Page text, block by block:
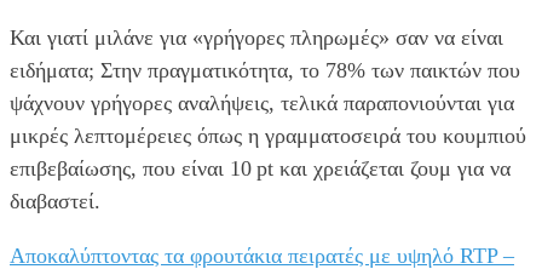
Και γιατί μιλάνε για «γρήγορες πληρωμές» σαν να είναι
ειδήματα; Στην πραγματικότητα, το 78% των παικτών που
ψάχνουν γρήγορες αναλήψεις, τελικά παραπονιούνται για
μικρές λεπτομέρειες όπως η γραμματοσειρά του κουμπιού
επιβεβαίωσης, που είναι 10 pt και χρειάζεται ζουμ για να
διαβαστεί.
Αποκαλύπτοντας τα φρουτάκια πειρατές με υψηλό RTP –